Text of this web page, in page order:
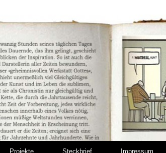
Projekte Steckbrief Impressum